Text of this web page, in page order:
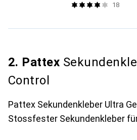
18
2. Pattex
Control
Pattex Sekundenkleber Ultra
Stossfester Sekundenkleber